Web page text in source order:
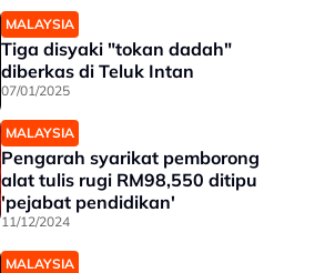
MALAYSIA
Tiga disyaki "tokan dadah"
diberkas di Teluk Intan
07/01/2025
MALAYSIA
Pengarah syarikat pemborong
alat tulis rugi RM98,550 ditipu
'pejabat pendidikan'
11/12/2024
MALAYSIA